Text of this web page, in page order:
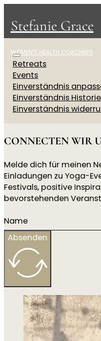
Stefanie Grace
WOMEN'S HEALTH COACHING
Retreats
Events
Einverständnis
Einverständnis Historie
Einverständnis
CONNECTEN WIR
Melde dich für meinen
Einladungen zu Yoga-
Festivals, positive
bevorstehenden
Absenden